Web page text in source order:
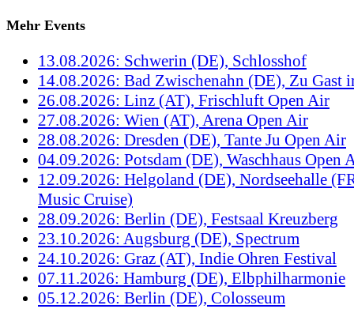
Mehr Events
13.08.2026: Schwerin (DE), Schlosshof
14.08.2026: Bad Zwischenahn (DE), Zu Gast
26.08.2026: Linz (AT), Frischluft Open Air
27.08.2026: Wien (AT), Arena Open Air
28.08.2026: Dresden (DE), Tante Ju Open Air
04.09.2026: Potsdam (DE), Waschhaus Open
12.09.2026: Helgoland (DE), Nordseehalle
Music Cruise)
28.09.2026: Berlin (DE), Festsaal Kreuzberg
23.10.2026: Augsburg (DE), Spectrum
24.10.2026: Graz (AT), Indie Ohren Festival
07.11.2026: Hamburg (DE), Elbphilharmonie
05.12.2026: Berlin (DE), Colosseum